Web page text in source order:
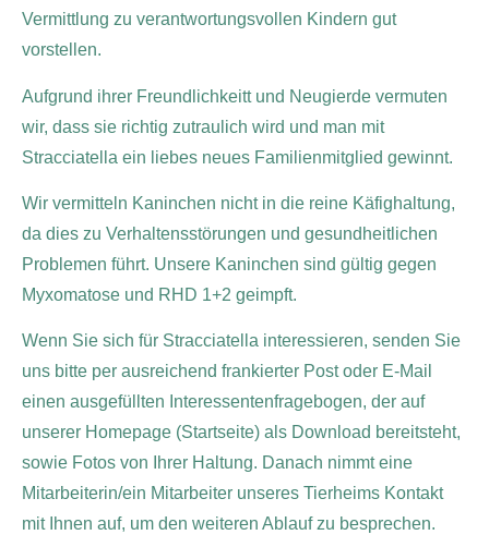
Vermittlung zu verantwortungsvollen Kindern gut
vorstellen.
Aufgrund ihrer Freundlichkeitt und Neugierde vermuten
wir, dass sie richtig zutraulich wird und man mit
Stracciatella ein liebes neues Familienmitglied gewinnt.
Wir vermitteln Kaninchen nicht in die reine Käfighaltung,
da dies zu Verhaltensstörungen und gesundheitlichen
Problemen führt. Unsere Kaninchen sind gültig gegen
Myxomatose und RHD 1+2 geimpft.
Wenn Sie sich für Stracciatella interessieren, senden Sie
uns bitte per ausreichend frankierter Post oder E-Mail
einen ausgefüllten Interessentenfragebogen, der auf
unserer Homepage (Startseite) als Download bereitsteht,
sowie Fotos von Ihrer Haltung. Danach nimmt eine
Mitarbeiterin/ein Mitarbeiter unseres Tierheims Kontakt
mit Ihnen auf, um den weiteren Ablauf zu besprechen.